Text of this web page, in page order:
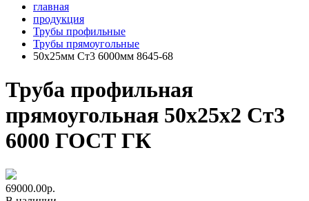
главная
продукция
Трубы профильные
Трубы прямоугольные
50х25мм Ст3 6000мм 8645-68
Труба профильная
прямоугольная 50х25х2 Ст3
6000 ГОСТ ГК
69000.00р.